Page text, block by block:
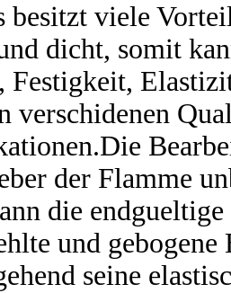
besitzt viele
dicht, somit
Festigkeit,
verschidenen
der Flamme
die
und
seine